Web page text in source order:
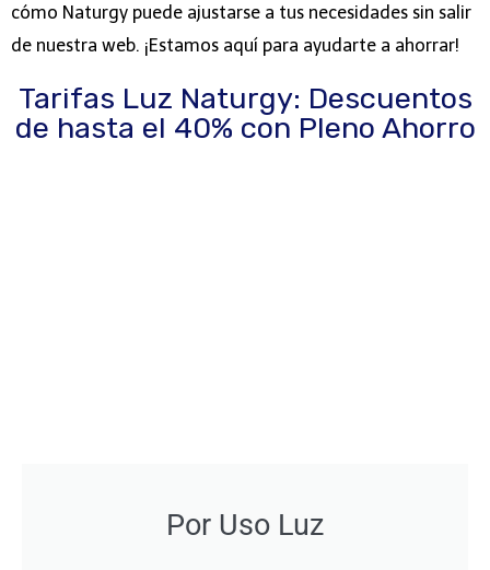
cómo Naturgy puede ajustarse a tus necesidades sin salir
de nuestra web. ¡Estamos aquí para ayudarte a ahorrar!
Tarifas Luz Naturgy: Descuentos
de hasta el 40% con Pleno Ahorro
Por Uso Luz